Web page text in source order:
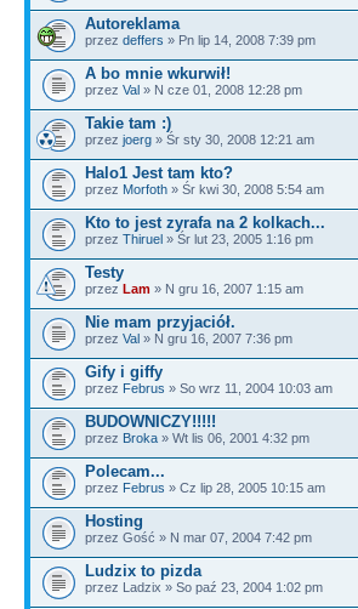
Autoreklama
przez deffers » Pn lip 14, 2008 7:39 pm
A bo mnie wkurwił!
przez Val » N cze 01, 2008 12:28 pm
Takie tam :)
przez joerg » Śr sty 30, 2008 12:21 am
Halo1 Jest tam kto?
przez Morfoth » Śr kwi 30, 2008 5:54 am
Kto to jest zyrafa na 2 kolkach...
przez Thiruel » Śr lut 23, 2005 1:16 pm
Testy
przez Lam » N gru 16, 2007 1:15 am
Nie mam przyjaciół.
przez Val » N gru 16, 2007 7:36 pm
Gify i giffy
przez Februs » So wrz 11, 2004 10:03 am
BUDOWNICZY!!!!!
przez Broka » Wt lis 06, 2001 4:32 pm
Polecam...
przez Februs » Cz lip 28, 2005 10:15 am
Hosting
przez Gość » N mar 07, 2004 7:42 pm
Ludzix to pizda
przez Ladzix » So paź 23, 2004 1:02 pm